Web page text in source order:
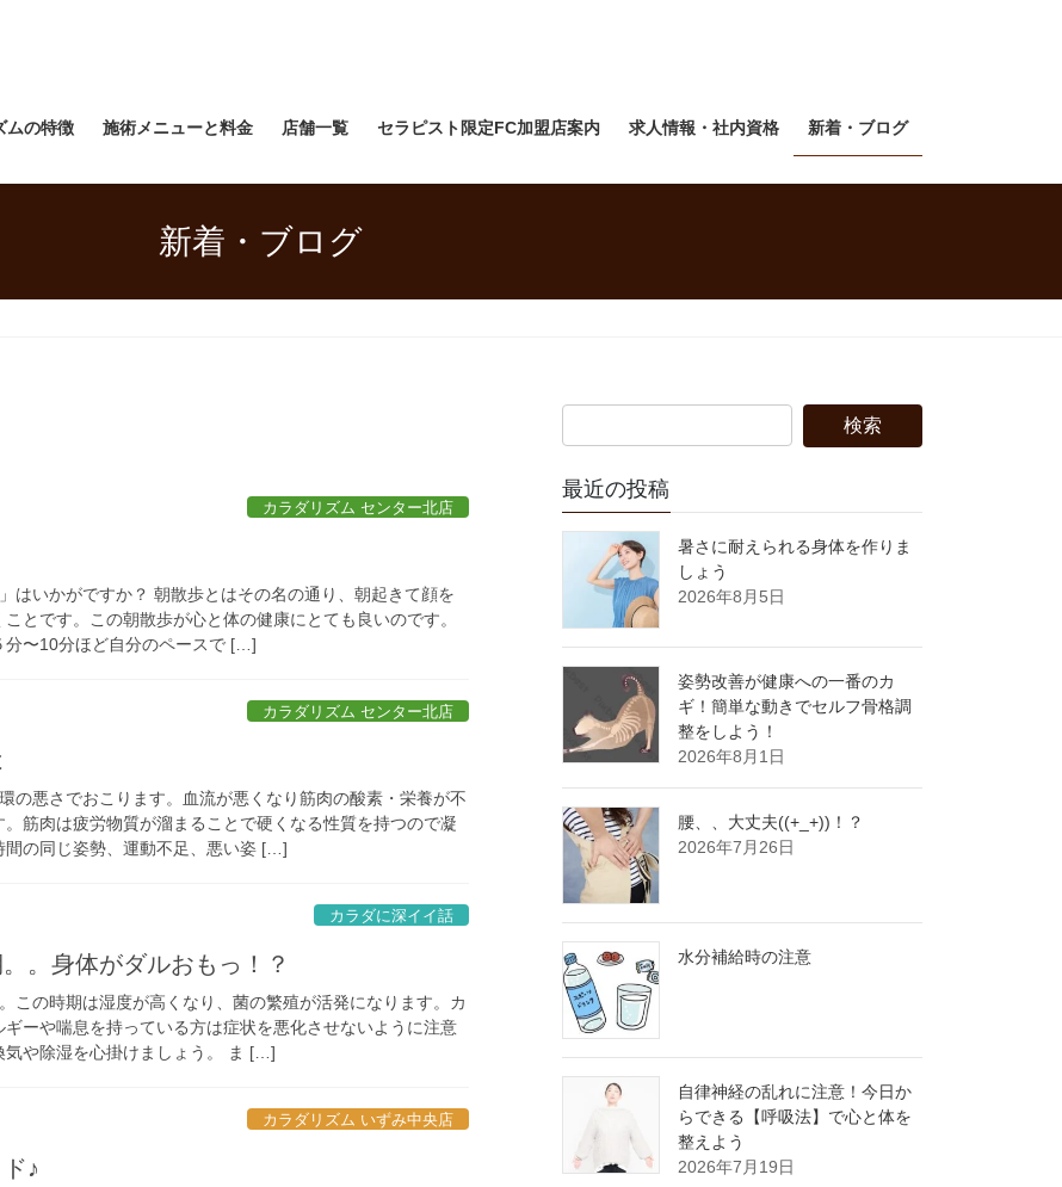
ムの特徴 施術メニューと料金 店舗一覧 セラピスト限定FC加盟店案内 求人情報・社内資格 新着・ブログ
新着・ブログ
カラダリズム センター北店
はいかがですか？ 朝散歩とはその名の通り、朝起きて顔を
とです。この朝散歩が心と体の健康にとても良いのです。
分〜10分ほど自分のペースで […]
カラダリズム センター北店
の悪さでおこります。血流が悪くなり筋肉の酸素・栄養が不
筋肉は疲労物質が溜まることで硬くなる性質を持つので凝
間の同じ姿勢、運動不足、悪い姿 […]
カラダに深イイ話
。身体がダルおもっ！？
この時期は湿度が高くなり、菌の繁殖が活発になります。カ
ーや喘息を持っている方は症状を悪化させないように注意
気や除湿を心掛けましょう。 ま […]
カラダリズム いずみ中央店
♪
最近の投稿
暑さに耐えられる身体を作りま
しょう
2026年8月5日
姿勢改善が健康への一番のカ
ギ！簡単な動きでセルフ骨格調
整をしよう！
2026年8月1日
腰、、大丈夫((+_+))！？
2026年7月26日
水分補給時の注意
自律神経の乱れに注意！今日か
らできる【呼吸法】で心と体を
整えよう
2026年7月19日